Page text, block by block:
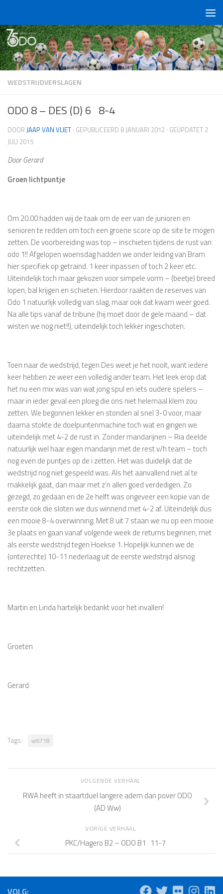
WEDSTRIJDVERSLAGEN
ODO 8 – DES (D) 6 8-4
DOOR JAAP VAN VLIET · GEPUBLICEERD 8 JANUARI 2012 · GEÜPDATET 2
JULI 2015
Door Gerard
Groen lichtpuntje
Om 20.00 hadden wij de taak om de eer van de junioren en
senioren te redden om toch een groene score op de site te mogen
zetten. De voorbereiding was top – inschieten tijdens de rust van
odo 1!! Afgelopen woensdag hadden we onder leiding van Bram
hier specifiek op getraind. 1 keer inpassen of toch 2 keer etc.
Uiteindelijk toch maar gekozen voor simpele vorm – (beetje) breed
lopen, bal krijgen en schieten. Hierdoor raakten de reserves van
Odo 1 natuurlijk volledig van slag, maar ook dat kwam weer goed.
Na alle tips vanaf de tribune (hij moet door de gele maand – dat
wisten we nog niet!!), uiteindelijk toch lekker ingeschoten.
Toen naar de wedstrijd, tegen Des weet je het nooit, want iedere
keer hebben ze weer een volledig ander team. Het leek erop dat
het nu een mix was van wat jong spul en iets oudere spelers –
maar in ieder geval een ploeg die ons niet helemaal klem zou
zetten. We begonnen lekker en stonden al snel 3-0 voor, maar
daarna stokte de doelpuntenmachine toch wat en gingen we
uiteindelijk met 4-2 de rust in. Zonder mandarijnen – Ria deelde
natuurlijk wel haar eigen mandarijn met de rest v/h team – toch
nog even de puntjes op de i zetten. Het was duidelijk dat de
wedstrijd nog niet gespeeld was. Als het aanvallend niet al te
makkelijk gaat, dan maar met z'n allen goed verdedigen. Zo
gezegd, zo gedaan en de 2e helft was ongeveer een kopie van de
eerste ook die sloten we dus winnend met 4-2 af. Uiteindelijk dus
een mooie 8-4 overwinning. Met 8 uit 7 staan we nu op een mooie
3e plaats en gaan vanaf volgende week de returns beginnen, met
als eerste wedstrijd tegen Hoekse 1. Hopelijk kunnen we de
(onterechte) 10-11 nederlaag uit de eerste wedstrijd alsnog
rechtzetten.
Martin en Linda hartelijk bedankt voor het invallen!
Groeten
Gerard
Tags: w6718
VOLGENDE VERHAAL
RWA heeft in staartduel langere adem dan pover ODO
(AD Ww)
VORIGE VERHAAL
PKC/Hagero B2 – ODO B1 11-7
VOLG: